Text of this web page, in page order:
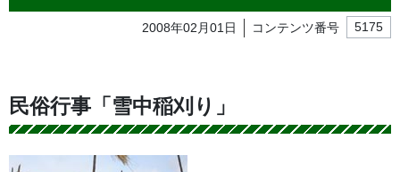
2008年02月01日 コンテンツ番号 5175
民俗行事「雪中稲刈り」